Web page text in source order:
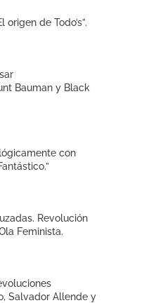
origen de Todo’s”.
Bauman y Black
con
Revolución
Feminista.
Salvador Allende y